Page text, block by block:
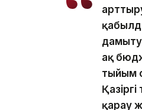
ақ
тыйым
қарау